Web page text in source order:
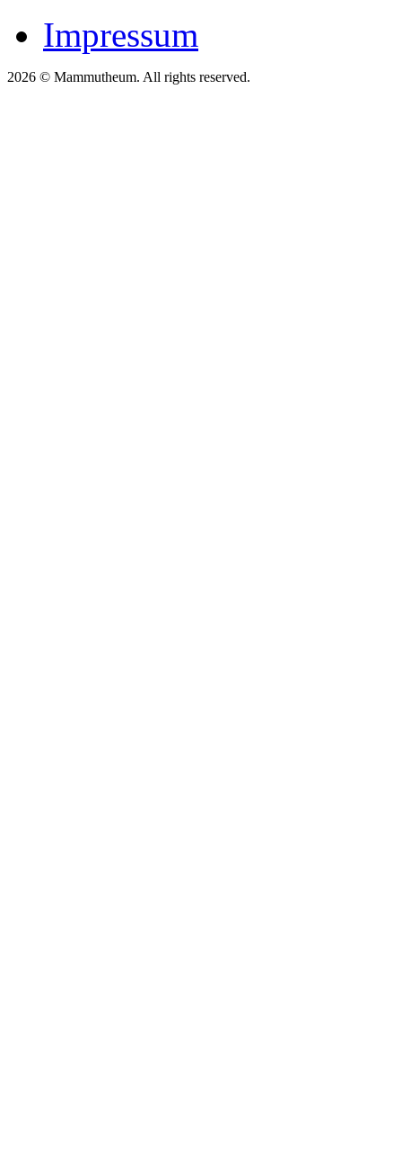
Impressum
2026 © Mammutheum. All rights reserved.